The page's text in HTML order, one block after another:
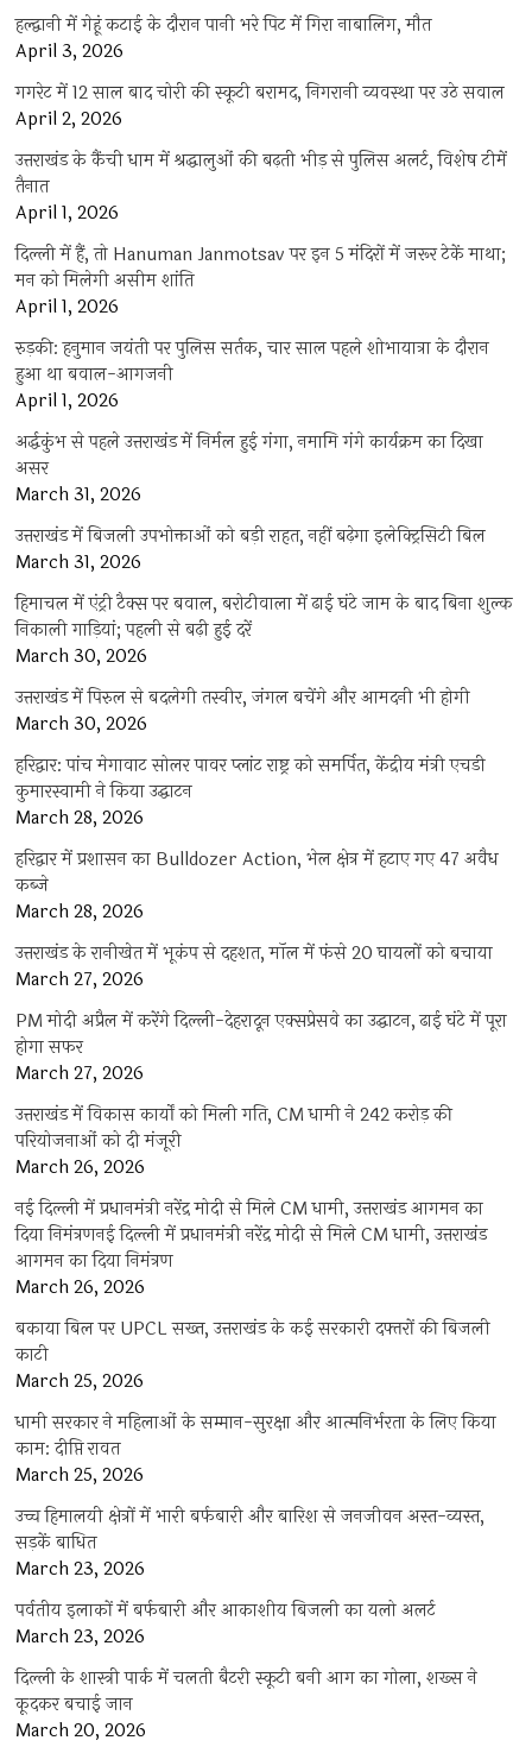
हल्द्वानी में गेहूं कटाई के दौरान पानी भरे पिट में गिरा नाबालिग, मौत
April 3, 2026
गगरेट में 12 साल बाद चोरी की स्कूटी बरामद, निगरानी व्यवस्था पर उठे सवाल
April 2, 2026
उत्तराखंड के कैंची धाम में श्रद्धालुओं की बढ़ती भीड़ से पुलिस अलर्ट, विशेष टीमें
तैनात
April 1, 2026
दिल्ली में हैं, तो Hanuman Janmotsav पर इन 5 मंदिरों में जरूर टेकें माथा;
मन को मिलेगी असीम शांति
April 1, 2026
रुड़की: हनुमान जयंती पर पुलिस सर्तक, चार साल पहले शोभायात्रा के दौरान
हुआ था बवाल-आगजनी
April 1, 2026
अर्द्धकुंभ से पहले उत्तराखंड में निर्मल हुई गंगा, नमामि गंगे कार्यक्रम का दिखा
असर
March 31, 2026
उत्तराखंड में बिजली उपभोक्ताओं को बड़ी राहत, नहीं बढ़ेगा इलेक्ट्रिसिटी बिल
March 31, 2026
हिमाचल में एंट्री टैक्स पर बवाल, बरोटीवाला में ढाई घंटे जाम के बाद बिना शुल्क
निकाली गाड़ियां; पहली से बढ़ी हुई दरें
March 30, 2026
उत्तराखंड में पिरुल से बदलेगी तस्वीर, जंगल बचेंगे और आमदनी भी होगी
March 30, 2026
हरिद्वार: पांच मेगावाट सोलर पावर प्लांट राष्ट्र को समर्पित, केंद्रीय मंत्री एचडी
कुमारस्वामी ने किया उद्घाटन
March 28, 2026
हरिद्वार में प्रशासन का Bulldozer Action, भेल क्षेत्र में हटाए गए 47 अवैध
कब्जे
March 28, 2026
उत्तराखंड के रानीखेत में भूकंप से दहशत, मॉल में फंसे 20 घायलों को बचाया
March 27, 2026
PM मोदी अप्रैल में करेंगे दिल्ली-देहरादून एक्सप्रेसवे का उद्घाटन, ढाई घंटे में पूरा
होगा सफर
March 27, 2026
उत्तराखंड में विकास कार्यों को मिली गति, CM धामी ने 242 करोड़ की
परियोजनाओं को दी मंजूरी
March 26, 2026
नई दिल्ली में प्रधानमंत्री नरेंद्र मोदी से मिले CM धामी, उत्तराखंड आगमन का
दिया निमंत्रणनई दिल्ली में प्रधानमंत्री नरेंद्र मोदी से मिले CM धामी, उत्तराखंड
आगमन का दिया निमंत्रण
March 26, 2026
बकाया बिल पर UPCL सख्त, उत्तराखंड के कई सरकारी दफ्तरों की बिजली
काटी
March 25, 2026
धामी सरकार ने महिलाओं के सम्मान-सुरक्षा और आत्मनिर्भरता के लिए किया
काम: दीप्ति रावत
March 25, 2026
उच्च हिमालयी क्षेत्रों में भारी बर्फबारी और बारिश से जनजीवन अस्त-व्यस्त,
सड़कें बाधित
March 23, 2026
पर्वतीय इलाकों में बर्फबारी और आकाशीय बिजली का यलो अलर्ट
March 23, 2026
दिल्ली के शास्त्री पार्क में चलती बैटरी स्कूटी बनी आग का गोला, शख्स ने
कूदकर बचाई जान
March 20, 2026